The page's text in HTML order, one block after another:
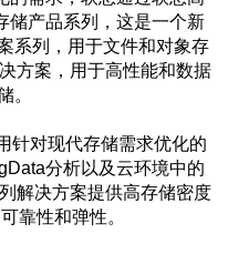
储产品系列，这是一个新
系列，用于文件和对象存
方案，用于高性能和数据
。
针对现代存储需求优化的
分析以及云环境中的
解决方案提供高存储密度
靠性和弹性。